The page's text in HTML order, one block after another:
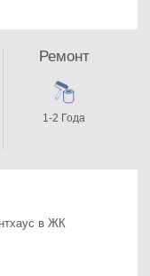
в ЖК
Ремонт
1-2 Года